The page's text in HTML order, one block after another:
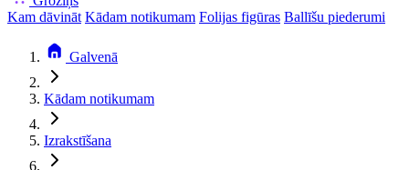
Kam dāvināt Kādam notikumam Folijas figūras Ballīšu piederumi
Galvenā
Kādam notikumam
Izrakstīšana